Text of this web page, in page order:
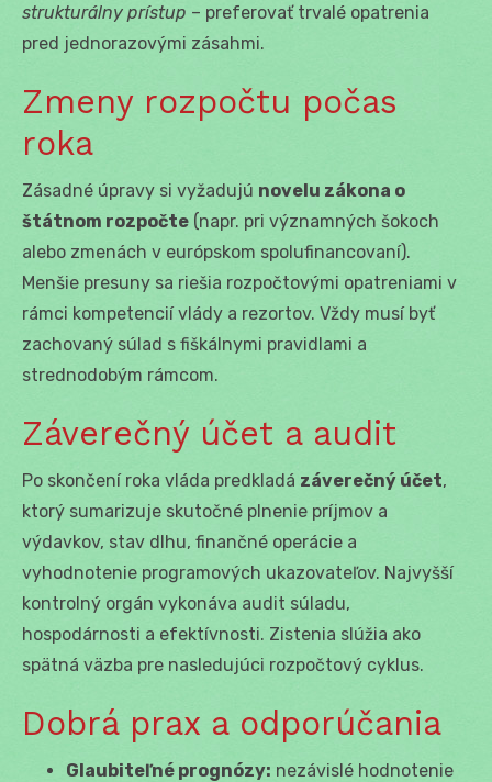
strukturálny prístup – preferovať trvalé opatrenia
pred jednorazovými zásahmi.
Zmeny rozpočtu počas
roka
Zásadné úpravy si vyžadujú novelu zákona o
štátnom rozpočte (napr. pri významných šokoch
alebo zmenách v európskom spolufinancovaní).
Menšie presuny sa riešia rozpočtovými opatreniami v
rámci kompetencií vlády a rezortov. Vždy musí byť
zachovaný súlad s fiškálnymi pravidlami a
strednodobým rámcom.
Záverečný účet a audit
Po skončení roka vláda predkladá záverečný účet,
ktorý sumarizuje skutočné plnenie príjmov a
výdavkov, stav dlhu, finančné operácie a
vyhodnotenie programových ukazovateľov. Najvyšší
kontrolný orgán vykonáva audit súladu,
hospodárnosti a efektívnosti. Zistenia slúžia ako
spätná väzba pre nasledujúci rozpočtový cyklus.
Dobrá prax a odporúčania
Glaubiteľné prognózy: nezávislé hodnotenie